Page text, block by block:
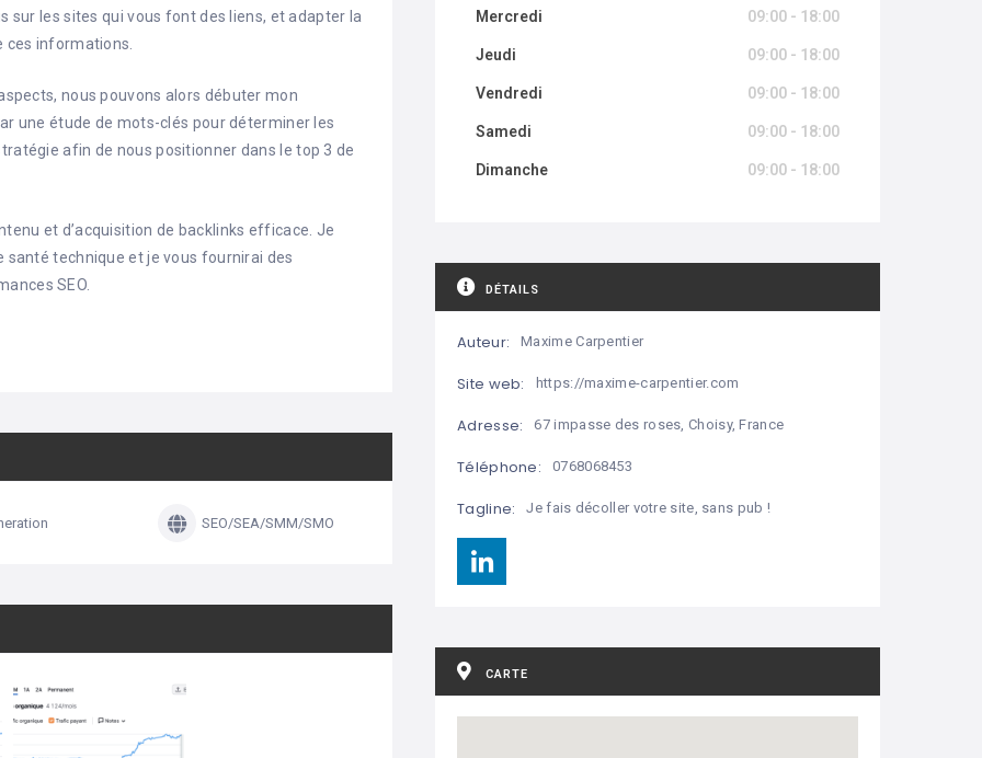
les sites qui vous font des liens, et adapter la
ces informations.
nous pouvons alors débuter mon
une étude de mots-clés pour déterminer les
afin de nous positionner dans le top 3 de
et d’acquisition de backlinks efficace. Je
santé technique et je vous fournirai des
SEO.
SEO/SEA/SMM/SMO
Mercredi 09:00 - 18:00
Jeudi 09:00 - 18:00
Vendredi 09:00 - 18:00
Samedi 09:00 - 18:00
Dimanche 09:00 - 18:00
DÉTAILS
Auteur: Maxime Carpentier
Site web: https://maxime-carpentier.com
Adresse: 67 impasse des roses, Choisy, France
Téléphone: 0768068453
Tagline: Je fais décoller votre site, sans pub !
CARTE